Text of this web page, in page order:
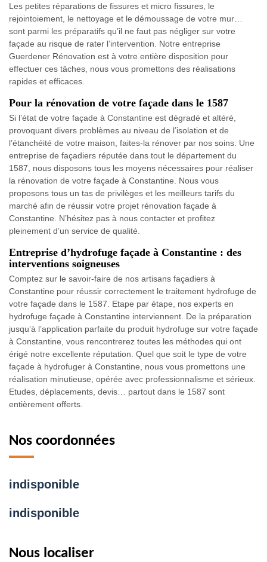
Les petites réparations de fissures et micro fissures, le
rejointoiement, le nettoyage et le démoussage de votre mur…
sont parmi les préparatifs qu’il ne faut pas négliger sur votre
façade au risque de rater l’intervention. Notre entreprise
Guerdener Rénovation est à votre entière disposition pour
effectuer ces tâches, nous vous promettons des réalisations
rapides et efficaces.
Pour la rénovation de votre façade dans le 1587
Si l’état de votre façade à Constantine est dégradé et altéré,
provoquant divers problèmes au niveau de l’isolation et de
l’étanchéité de votre maison, faites-la rénover par nos soins. Une
entreprise de façadiers réputée dans tout le département du
1587, nous disposons tous les moyens nécessaires pour réaliser
la rénovation de votre façade à Constantine. Nous vous
proposons tous un tas de privilèges et les meilleurs tarifs du
marché afin de réussir votre projet rénovation façade à
Constantine. N’hésitez pas à nous contacter et profitez
pleinement d’un service de qualité.
Entreprise d’hydrofuge façade à Constantine : des
interventions soigneuses
Comptez sur le savoir-faire de nos artisans façadiers à
Constantine pour réussir correctement le traitement hydrofuge de
votre façade dans le 1587. Etape par étape, nos experts en
hydrofuge façade à Constantine interviennent. De la préparation
jusqu’à l’application parfaite du produit hydrofuge sur votre façade
à Constantine, vous rencontrerez toutes les méthodes qui ont
érigé notre excellente réputation. Quel que soit le type de votre
façade à hydrofuger à Constantine, nous vous promettons une
réalisation minutieuse, opérée avec professionnalisme et sérieux.
Etudes, déplacements, devis… partout dans le 1587 sont
entièrement offerts.
Nos coordonnées
indisponible
indisponible
Nous localiser